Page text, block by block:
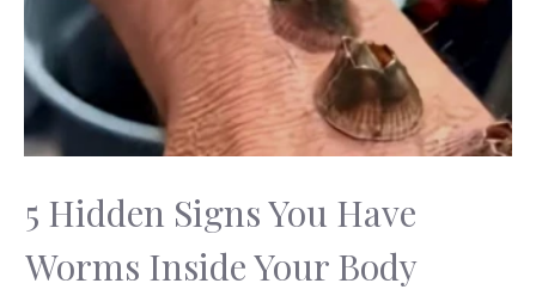
5 Hidden Signs You Have
Worms Inside Your Body